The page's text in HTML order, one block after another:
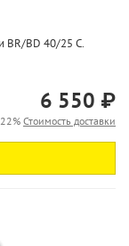
BR/BD 40/25 C.
6 550 ₽
Стоимость доставки